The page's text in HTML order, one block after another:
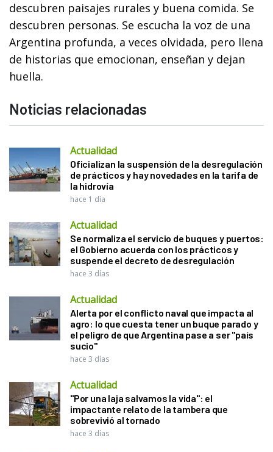
descubren paisajes rurales y buena comida. Se
descubren personas. Se escucha la voz de una
Argentina profunda, a veces olvidada, pero llena
de historias que emocionan, enseñan y dejan
huella.
Noticias relacionadas
Actualidad
Oficializan la suspensión de la desregulación
de prácticos y hay novedades en la tarifa de
la hidrovía
hace 1 día
Actualidad
Se normaliza el servicio de buques y puertos:
el Gobierno acuerda con los prácticos y
suspende el decreto de desregulación
hace 3 días
Actualidad
Alerta por el conflicto naval que impacta al
agro: lo que cuesta tener un buque parado y
el peligro de que Argentina pase a ser "país
sucio"
hace 3 días
Actualidad
"Por una laja salvamos la vida": el
impactante relato de la tambera que
sobrevivió al tornado
hace 3 días